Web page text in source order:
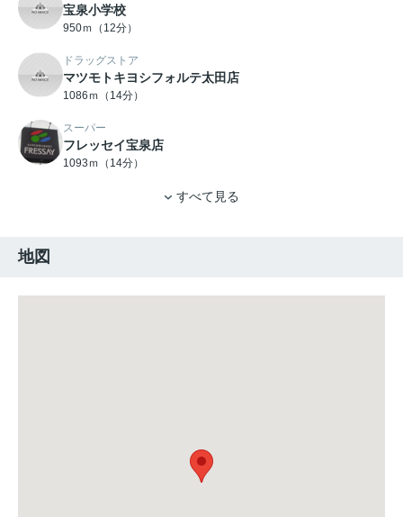
宝泉小学校
950ｍ（12分）
ドラッグストア
マツモトキヨシフォルテ太田店
1086ｍ（14分）
スーパー
フレッセイ宝泉店
1093ｍ（14分）
すべて見る
地図